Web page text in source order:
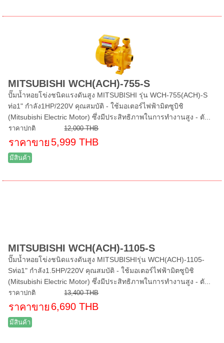
MITSUBISHI WCH(ACH)-755-S
ปั๊มน้ำหอยโข่งชนิดแรงดันสูง MITSUBISHI รุ่น WCH-755(ACH)-S
ท่อ1" กำลัง1HP/220V คุณสมบัติ - ใช้มอเตอร์ไฟฟ้ามิตซูบิชิ
(Mitsubishi Electric Motor) ซึ่งมีประสิทธิภาพในการทำงานสูง - ตั...
ราคาปกติ 12,000 THB
ราคาขาย 5,999 THB
มีสินค้า
MITSUBISHI WCH(ACH)-1105-S
ปั๊มน้ำหอยโข่งชนิดแรงดันสูง MITSUBISHIรุ่น WCH(ACH)-1105-
Sท่อ1" กำลัง1.5HP/220V คุณสมบัติ - ใช้มอเตอร์ไฟฟ้ามิตซูบิชิ
(Mitsubishi Electric Motor) ซึ่งมีประสิทธิภาพในการทำงานสูง - ตั...
ราคาปกติ 13,400 THB
ราคาขาย 6,690 THB
มีสินค้า